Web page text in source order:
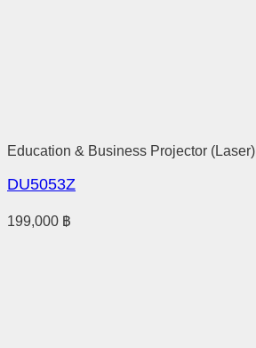
Education & Business Projector (Laser)
DU5053Z
199,000 ฿